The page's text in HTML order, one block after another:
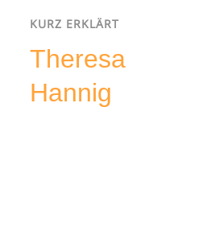
KURZ ERKLÄRT
Theresa
Hannig